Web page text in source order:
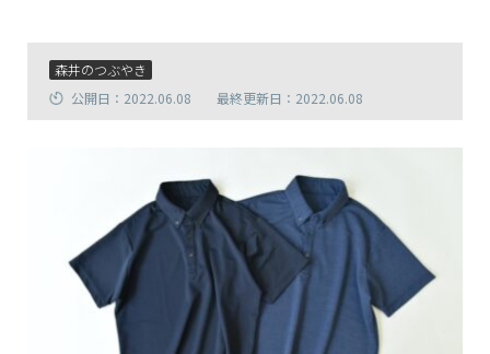
森井のつぶやき
公開日：2022.06.08
最終更新日：2022.06.08